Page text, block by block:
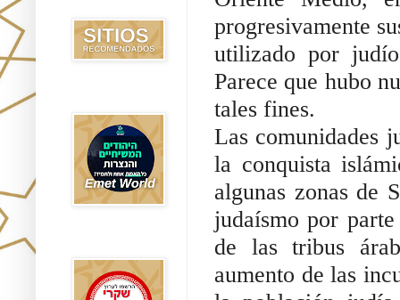
progresivamente
utilizado por
Parece que hubo
tales fines.
Las comunidades
la conquista
algunas zonas de
judaísmo por
de las tribus
aumento de las